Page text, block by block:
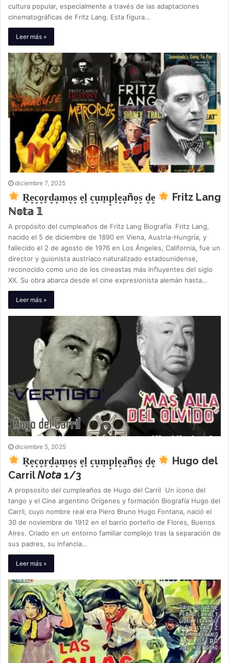
cultura popular, especialmente a través de las adaptaciones
cinematográficas de Fritz Lang. Esta figura…
Leer más »
diciembre 7, 2025
R͙e͙c͙o͙r͙d͙a͙m͙o͙s͙ e͙l͙ c͙u͙m͙p͙l͙e͙a͙ño͙s͙ d͙e͙
Fritz Lang
ℕ𝕠𝕥𝕒 𝟙
A propósito del cumpleaños de Fritz Lang Biografía Fritz Lang,
nacido el 5 de diciembre de 1890 en Viena, Austria-Hungría, y
fallecido el 2 de agosto de 1976 en Los Ángeles, California, fue un
director y guionista austriaco naturalizado estadounidense,
reconocido como uno de los cineastas más influyentes del siglo
XX. Su obra abarca desde el cine expresionista alemán hasta…
Leer más »
diciembre 5, 2025
R͙e͙c͙o͙r͙d͙a͙m͙o͙s͙ e͙l͙ c͙u͙m͙p͙l͙e͙a͙ño͙s͙ d͙e͙
Hugo del
Carril 𝘕𝘰𝘵𝘢 1/3
A propsosito del cumpleaños de Hugo del Carril Un ícono del
tango y el Cine argentino Orígenes y formación Biografía Hugo del
Carril, cuyo nombre real era Piero Bruno Hugo Fontana, nació el
30 de noviembre de 1912 en el barrio porteño de Flores, Buenos
Aires. Criado en un entorno familiar complejo tras la separación de
sus padres, su infancia…
Leer más »